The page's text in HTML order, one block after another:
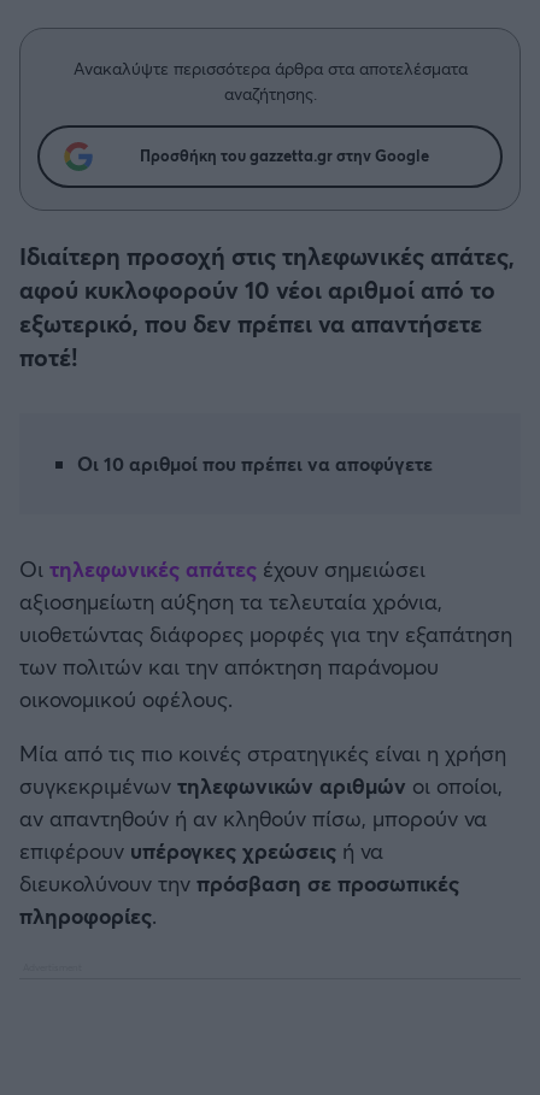
Άρης
ΟΦΗ
Ατρόμητος Αθηνών
Ηρακλής
Μπαρτσελόνα
Ρεάλ Μαδρίτης
Ατλέτικο Μαδρίτης
Μάντσεστερ Γιουνάιτεντ
Μια Ιστορία από την Πόλη
Ανακαλύψτε περισσότερα άρθρα στα αποτελέσματα
αναζήτησης.
Προσθήκη του gazzetta.gr στην Google
Ιδιαίτερη προσοχή στις τηλεφωνικές απάτες,
αφού κυκλοφορούν 10 νέοι αριθμοί από το
εξωτερικό, που δεν πρέπει να απαντήσετε
ποτέ!
Οι 10 αριθμοί που πρέπει να αποφύγετε
Οι τηλεφωνικές απάτες έχουν σημειώσει
αξιοσημείωτη αύξηση τα τελευταία χρόνια,
υιοθετώντας διάφορες μορφές για την εξαπάτηση
των πολιτών και την απόκτηση παράνομου
οικονομικού οφέλους.
Μία από τις πιο κοινές στρατηγικές είναι η χρήση
συγκεκριμένων τηλεφωνικών αριθμών οι οποίοι,
αν απαντηθούν ή αν κληθούν πίσω, μπορούν να
επιφέρουν υπέρογκες χρεώσεις ή να
διευκολύνουν την πρόσβαση σε προσωπικές
πληροφορίες.